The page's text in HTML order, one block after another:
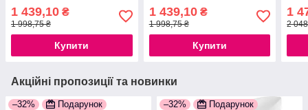
мотори
1 439,10 ₴
1 998,75 ₴
Купити
мотори
1 439,10₴
1 998,75 ₴
Купити
1
2
Акційні пропозиції та новинки
–32% Подарунок –32% Подарунок